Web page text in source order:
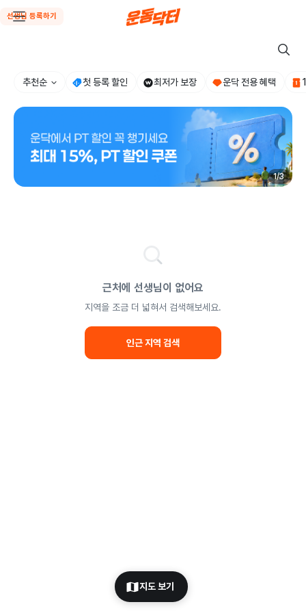
선생님 등록하기
추천순 첫 등록 할인 최저가 보장 운닥 전용 혜택
지도 보기
1/3
근처에 선생님이 없어요
지역을 조금 더 넓혀서 검색해보세요.
인근 지역 검색